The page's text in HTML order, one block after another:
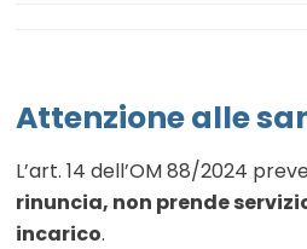
Attenzione alle
L’art. 14 dell’OM 88/2024
rinuncia, non prende
incarico.